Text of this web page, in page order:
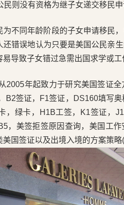
则没有资格为继子女递交移民申
为不同年龄阶段的子女申请移民
还错误地认为只要是美国公民亲
导致子女错过急需出国求学或工
2005年起致力于研究美国签证
B2签证，F1签证，DS160填写
，绿卡，H1B工签，K1签证，
，美签拒签原因查询，美国工
国签证以及出境入境的方案策略